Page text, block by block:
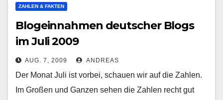
ZAHLEN & FAKTEN
Blogeinnahmen deutscher Blogs
im Juli 2009
AUG. 7, 2009 ANDREAS
Der Monat Juli ist vorbei, schauen wir auf die Zahlen.
Im Großen und Ganzen sehen die Zahlen recht gut